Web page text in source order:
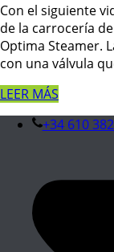
Con el siguiente
de la carrocería
Optima Steamer.
con una válvula
LEER MÁS
+34 610